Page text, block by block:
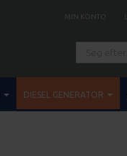
MIN KONTO
DIESEL GENERATOR